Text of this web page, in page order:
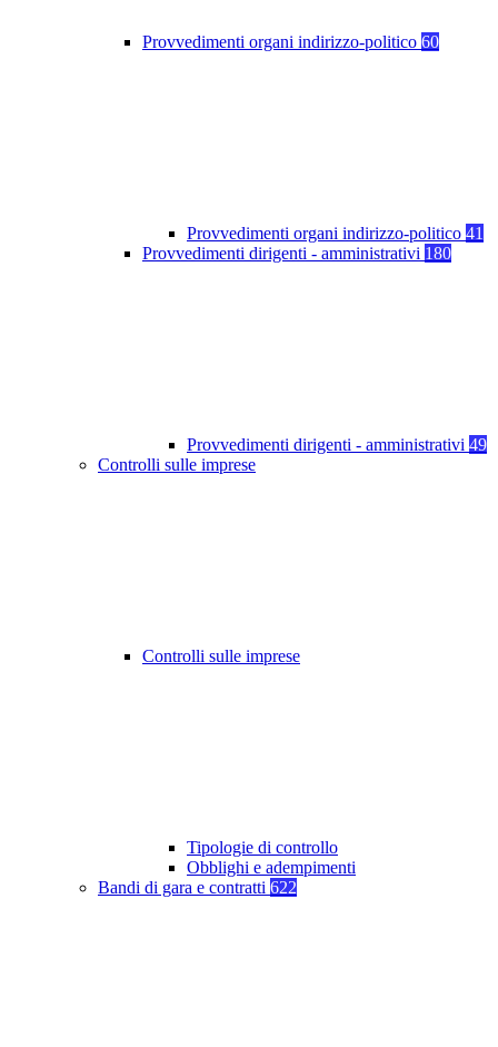
Provvedimenti organi indirizzo-politico 60
Provvedimenti organi indirizzo-politico 41
Provvedimenti dirigenti - amministrativi 180
Provvedimenti dirigenti - amministrativi 49
Controlli sulle imprese
Controlli sulle imprese
Tipologie di controllo
Obblighi e adempimenti
Bandi di gara e contratti 622